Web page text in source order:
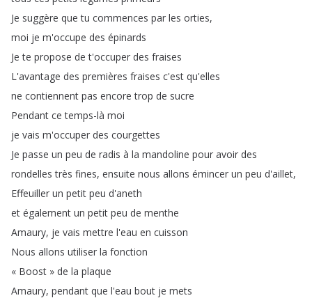
Je suggère que tu commences par les orties,
moi je m'occupe des épinards
Je te propose de t'occuper des fraises
L'avantage des premières fraises c'est qu'elles
ne contiennent pas encore trop de sucre
Pendant ce temps-là moi
je vais m'occuper des courgettes
Je passe un peu de radis à la mandoline pour avoir des
rondelles très fines, ensuite nous allons émincer un peu d'aillet,
Effeuiller un petit peu d'aneth
et également un petit peu de menthe
Amaury, je vais mettre l'eau en cuisson
Nous allons utiliser la fonction
« Boost » de la plaque
Amaury, pendant que l'eau bout je mets